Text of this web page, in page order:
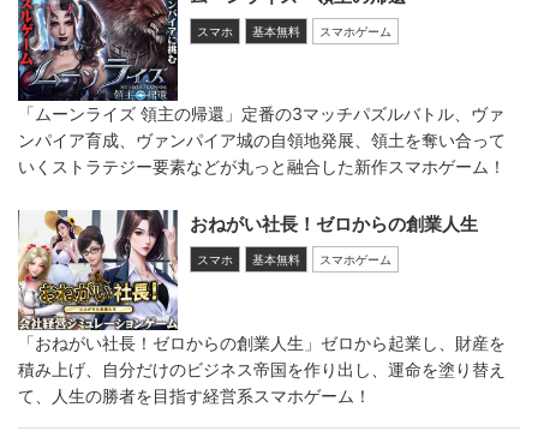
スマホ 基本無料 スマホゲーム
「ムーンライズ 領主の帰還」定番の3マッチパズルバトル、ヴァ
ンパイア育成、ヴァンパイア城の自領地発展、領土を奪い合って
いくストラテジー要素などが丸っと融合した新作スマホゲーム！
おねがい社長！ゼロからの創業人生
スマホ 基本無料 スマホゲーム
「おねがい社長！ゼロからの創業人生」ゼロから起業し、財産を
積み上げ、自分だけのビジネス帝国を作り出し、運命を塗り替え
て、人生の勝者を目指す経営系スマホゲーム！